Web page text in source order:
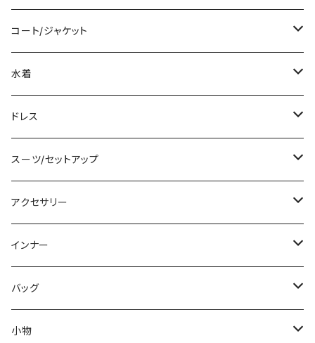
袖付き
ノースリーブ
その他
チュニック
シャツ/ブラウス
ベアトップ/チューブトップ
カーディガン/ボレロ
ニット/セーター
パーカー
スウェット/トレーナー
その他
クロップド丈
ロング丈
デニム
レギンス
その他
オールインワン
ミニ/ショート
ミディアム/ミモレ
ロング
その他
コート/ジャケット
コート
ジャケット
その他
水着
タンキニ
バンドゥビキニ
ワンピース
ラッシュガード
その他
ドレス
ミニ/ショート
ミディアム/ミモレ
ロング/マキシ
袖付き
ノースリーブ
スーツ/セットアップ
パンツスーツ
スカートスーツ
その他
アクセサリー
ネックレス
ブレスレット
ピアス
インナー
ブラ/ブラトップ/ベアトップ
ショーツ
バッグ
サブバッグ
小物